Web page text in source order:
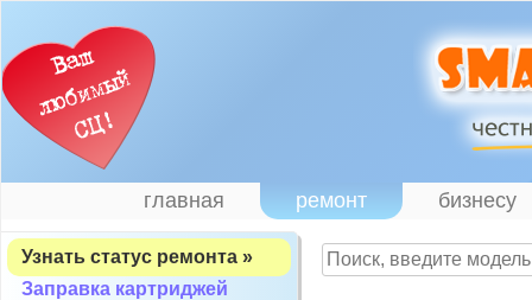
главная ремонт бизнесу
Узнать статус ремонта »
Заправка картриджей